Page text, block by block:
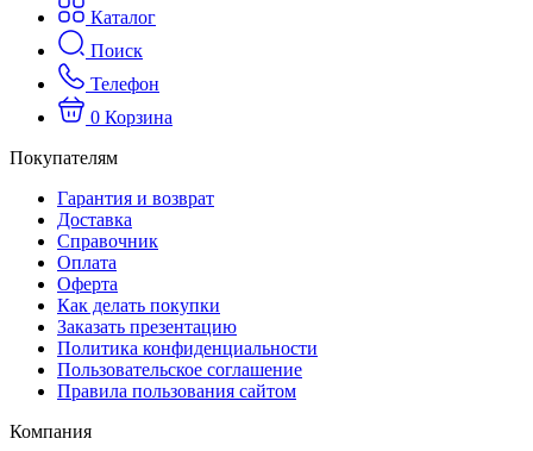
Каталог
Поиск
Телефон
0 Корзина
Покупателям
Гарантия и возврат
Доставка
Справочник
Оплата
Оферта
Как делать покупки
Заказать презентацию
Политика конфиденциальности
Пользовательское соглашение
Правила пользования сайтом
Компания